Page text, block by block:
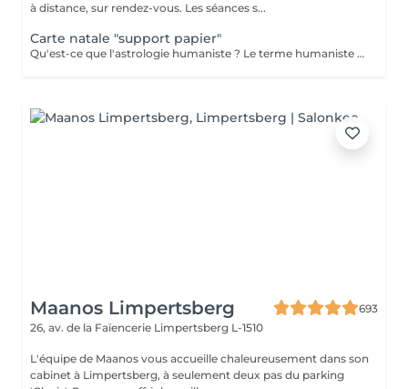
à distance, sur rendez-vous. Les séances s...
Carte natale "support papier"
Qu'est-ce que l'astrologie humaniste ? Le terme humaniste désigne une astrologie centrée sur la personne dans sa globalité. C'est une approche globale - dite holistique (du grec holos : entier) - des éléments à disposition de chacun pour réaliser concrètement les potentialités de sa naissance. L'astrologie humaniste ne met l'accent ni sur les évènements, ni sur les prédictions mais sur la prise de conscience de la signification (pour soi) de ce qui se passe. C'est une astrologie contemporaine qui veut répondre aux besoins de l'époque. Qu'est-ce qu'un thème natal ? C'est une carte représentant le ciel tel qu'il était au moment et à l'endroit précis de la naissance du sujet. Chaque thème est unique, mais tous contiennent les mêmes éléments de base. Chaque personne a les douze signes du zodiaque, ainsi que toutes les planètes de notre système solaire découvertes à ce jour. Seuls l'endroit et l'heure de naissance donneront une individualité potentielle au thème. Le thème indique les structures symboliques et énergétiques auxquelles la personne est reliée, parce qu'elle incarne « l'instant de l'univers » correspondant à sa naissance. L'astrologie en tant qu'écriture nous révèle les pistes de notre part de responsabilité sur notre évolution personnelle. Envoi par mail la carte et description "pas de présentiel"
Maanos Limpertsberg
693
26, av. de la Faïencerie Limpertsberg L-1510
L'équipe de Maanos vous accueille chaleureusement dans son
cabinet à Limpertsberg, à seulement deux pas du parking